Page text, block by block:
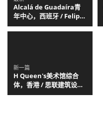
Alcalá de Guadaíra青
年中心，西班牙 / Felipe
Retuerto + Dunar
Arquitectos
新一篇
H Queen's美术馆综合
体，香港 / 思联建筑设计
有限公司